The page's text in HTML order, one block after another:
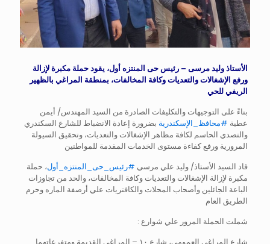
الأستاذ وليد مرسى – رئيس حى المنتزه أول، يقود حملة مكبرة لإزالة
ورفع الإشغالات والتعديات وكافة المخالفات، بمنطقة المراغي بالظهير
الريفي للحي
بناءً على التوجيهات والتكليفات الصادرة من السيد المهندس/ أيمن
عطية #محافظ_الإسكندرية بضرورة إعادة الانضباط للشارع السكندري
والتصدي الحاسم لكافة مظاهر الإشغالات والتعديات، وتحقيق السيولة
المرورية ورفع كفاءة مستوى الخدمات المقدمة للمواطنين
قاد السيد الأستاذ/ وليد علي مرسي #رئيس_حى_المنتزه_أول، حملة
مكبرة لإزالة الإشغالات والتعديات وكافة المخالفات، والحد من تجاوزات
الباعة الجائلين وأصحاب المحلات والكافتريات علي أرصفة الماره وحرم
الطريق العام
شملت الحملة المرور علي شوارع :
شارع المراغي العمومي، شارع ١٠ – المراغي القديمة ومتفرعاتهما